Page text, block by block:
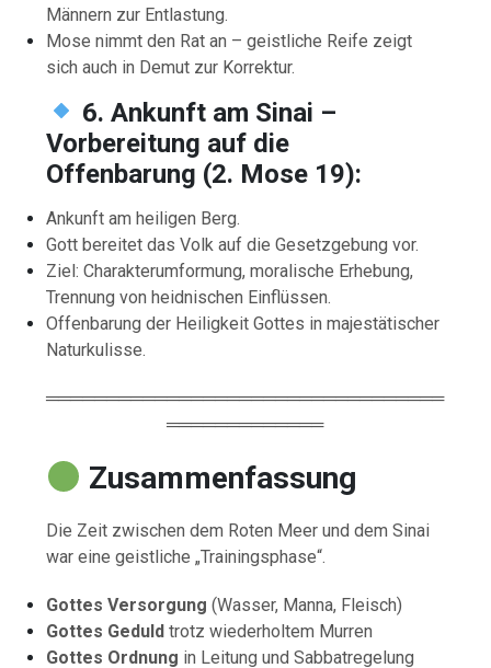
Männern zur Entlastung.
Mose nimmt den Rat an – geistliche Reife zeigt
sich auch in Demut zur Korrektur.
6. Ankunft am Sinai –
Vorbereitung auf die
Offenbarung (2. Mose 19):
Ankunft am heiligen Berg.
Gott bereitet das Volk auf die Gesetzgebung vor.
Ziel: Charakterumformung, moralische Erhebung,
Trennung von heidnischen Einflüssen.
Offenbarung der Heiligkeit Gottes in majestätischer
Naturkulisse.
═════════════════════════════════
═════════════
Zusammenfassung
Die Zeit zwischen dem Roten Meer und dem Sinai
war eine geistliche „Trainingsphase“.
Gottes Versorgung (Wasser, Manna, Fleisch)
Gottes Geduld trotz wiederholtem Murren
Gottes Ordnung in Leitung und Sabbatregelung